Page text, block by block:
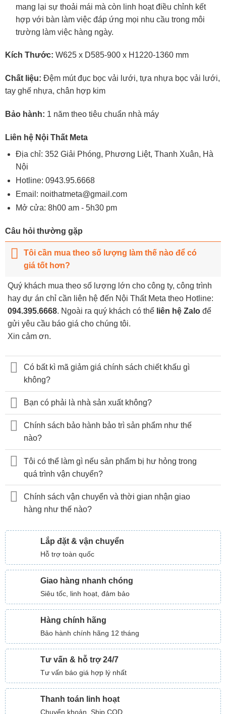
mang lại sự thoải mái mà còn linh hoạt điều chỉnh kết
hợp với bàn làm việc đáp ứng mọi nhu cầu trong môi
trường làm việc hàng ngày.
Kích Thước: W625 x D585-900 x H1220-1360 mm
Chất liệu: Đệm mút đục bọc vải lưới, tựa nhựa bọc vải lưới,
tay ghế nhựa, chân hợp kim
Bảo hành: 1 năm theo tiêu chuẩn nhà máy
Liên hệ Nội Thất Meta
Địa chỉ: 352 Giải Phóng, Phương Liệt, Thanh Xuân, Hà
Nội
Hotline: 0943.95.6668
Email: noithatmeta@gmail.com
Mở cửa: 8h00 am - 5h30 pm
Câu hỏi thường gặp
Tôi cần mua theo số lượng làm thế nào để có
giá tốt hơn?
Quý khách mua theo số lượng lớn cho công ty, công trình
hay dự án chỉ cần liên hệ đến Nội Thất Meta theo Hotline:
094.395.6668. Ngoài ra quý khách có thể liên hệ Zalo để
gửi yêu cầu báo giá cho chúng tôi.
Xin cảm ơn.
Có bất kì mã giảm giá chính sách chiết khấu gì
không?
Bạn có phải là nhà sản xuất không?
Chính sách bảo hành bảo trì sản phẩm như thế
nào?
Tôi có thể làm gì nếu sản phẩm bị hư hỏng trong
quá trình vận chuyển?
Chính sách vận chuyển và thời gian nhận giao
hàng như thế nào?
Lắp đặt & vận chuyển
Hỗ trợ toàn quốc
Giao hàng nhanh chóng
Siêu tốc, linh hoạt, đảm bảo
Hàng chính hãng
Bảo hành chính hãng 12 tháng
Tư vấn & hỗ trợ 24/7
Tư vấn báo giá hợp lý nhất
Thanh toán linh hoạt
Chuyển khoản, Ship COD